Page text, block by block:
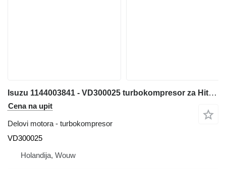
Isuzu 1144003841 - VD300025 turbokompresor za Hitachi ZX600 ZX800 JD600C ZX650H ZX850H JD800LC ZX670-5G ZX870-5G bagera
Cena na upit
Delovi motora - turbokompresor
VD300025
Holandija, Wouw